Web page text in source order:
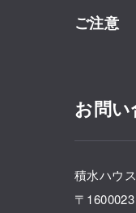
ご注意
お問
積水ハウ
〒1600023